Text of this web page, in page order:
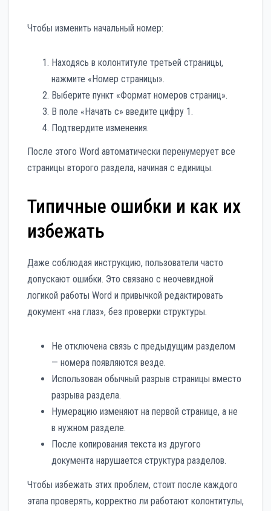
Чтобы изменить начальный номер:
Находясь в колонтитуле третьей страницы,
нажмите «Номер страницы».
Выберите пункт «Формат номеров страниц».
В поле «Начать с» введите цифру 1.
Подтвердите изменения.
После этого Word автоматически перенумерует все
страницы второго раздела, начиная с единицы.
Типичные ошибки и как их
избежать
Даже соблюдая инструкцию, пользователи часто
допускают ошибки. Это связано с неочевидной
логикой работы Word и привычкой редактировать
документ «на глаз», без проверки структуры.
Не отключена связь с предыдущим разделом
— номера появляются везде.
Использован обычный разрыв страницы вместо
разрыва раздела.
Нумерацию изменяют на первой странице, а не
в нужном разделе.
После копирования текста из другого
документа нарушается структура разделов.
Чтобы избежать этих проблем, стоит после каждого
этапа проверять, корректно ли работают колонтитулы,